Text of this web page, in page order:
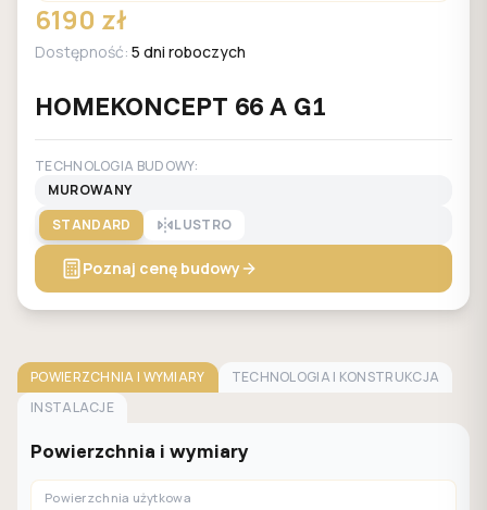
6190 zł
Dostępność: 5 dni roboczych
HOMEKONCEPT 66 A G1
TECHNOLOGIA BUDOWY:
MUROWANY
STANDARD
LUSTRO
Poznaj cenę budowy
POWIERZCHNIA I WYMIARY
TECHNOLOGIA I KONSTRUKCJA
INSTALACJE
Powierzchnia i wymiary
Powierzchnia użytkowa